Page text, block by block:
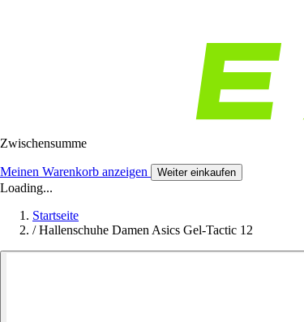
Zwischensumme
Meinen Warenkorb anzeigen Weiter einkaufen
Loading...
Startseite
/ Hallenschuhe Damen Asics Gel-Tactic 12